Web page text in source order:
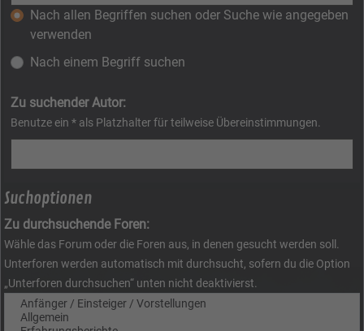
Nach allen Begriffen suchen oder Suche wie angegeben
verwenden
Nach einem Begriff suchen
Zu suchender Autor:
Benutze ein * als Platzhalter für teilweise Übereinstimmungen.
Suchoptionen
Zu durchsuchende Foren:
Wähle das Forum oder die Foren aus, in denen gesucht werden soll.
Unterforen werden automatisch mit durchsucht, sofern du die Option
„Unterforen durchsuchen“ unten nicht deaktivierst.